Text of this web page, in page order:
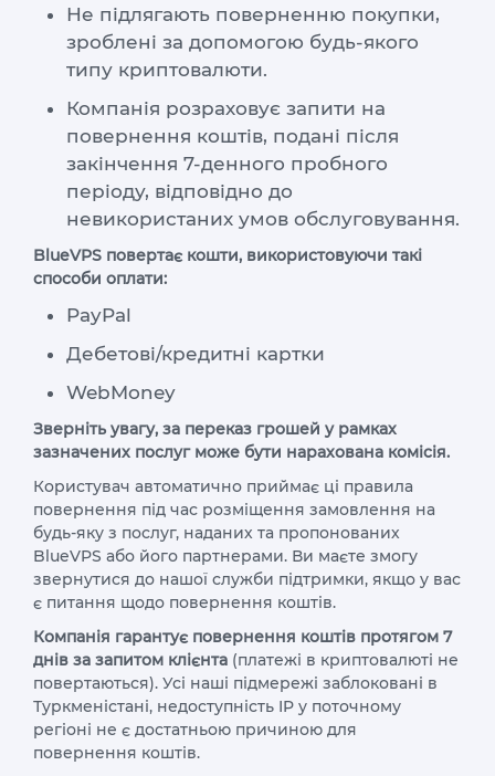
VPS ПОЛЬЩА
Не підлягають поверненню покупки,
зроблені за допомогою будь-якого
типу криптовалюти.
Компанія розраховує запити на
повернення коштів, подані після
закінчення 7-денного пробного
періоду, відповідно до
невикористаних умов обслуговування.
BlueVPS повертає кошти, використовуючи такі
способи оплати:
PayPal
Дебетові/кредитні картки
WebMoney
Зверніть увагу, за переказ грошей у рамках
зазначених послуг може бути нарахована комісія.
Користувач автоматично приймає ці правила
повернення під час розміщення замовлення на
будь-яку з послуг, наданих та пропонованих
BlueVPS або його партнерами. Ви маєте змогу
звернутися до нашої служби підтримки, якщо у вас
є питання щодо повернення коштів.
Компанія гарантує повернення коштів протягом 7
днів за запитом клієнта (платежі в криптовалюті не
повертаються). Усі наші підмережі заблоковані в
Туркменістані, недоступність IP у поточному
регіоні не є достатньою причиною для
повернення коштів.